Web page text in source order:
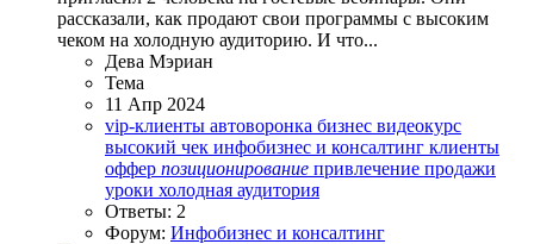
рассказали, как продают свои программы с высоким
чеком на холодную аудиторию. И что...
Дева Мэриан
Тема
11 Апр 2024
vip-клиенты автоворонка бизнес видеокурс
высокий чек инфобизнес и консалтинг клиенты
оффер позиционирование привлечение продажи
уроки холодная аудитория
Ответы: 2
Форум: Инфобизнес и консалтинг